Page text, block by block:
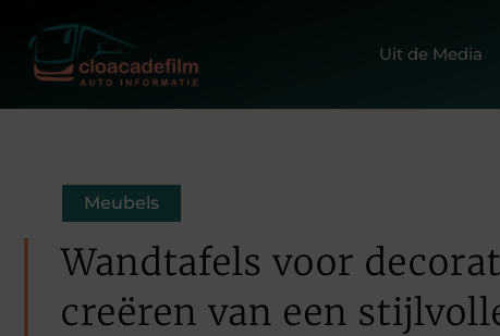
Uit de Media
Meubels
Wandtafels voor
creëren van een